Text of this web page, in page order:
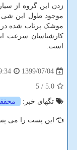
زدن این گروه از
کارشناسان سرعت
است.
1399/07/04
5.0
/ 5
تگهای خبر:
این پست را می